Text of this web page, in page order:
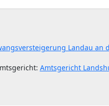
Landau an
Amtsgericht